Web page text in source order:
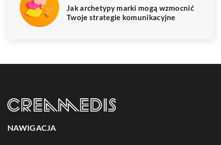
Jak archetypy marki mogą wzmocnić
Twoje strategie komunikacyjne
NAWIGACJA